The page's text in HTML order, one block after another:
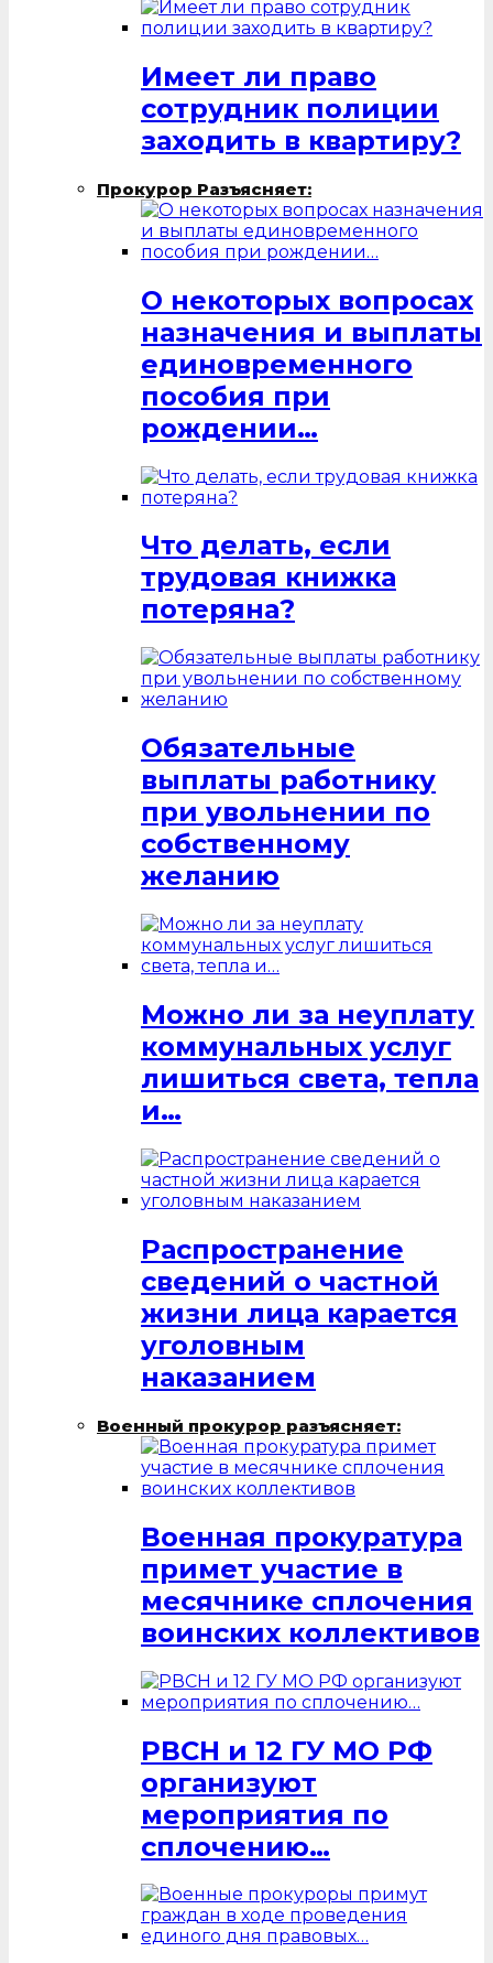
Имеет ли право
сотрудник полиции
заходить в квартиру?
Прокурор Разъясняет:
О некоторых вопросах
назначения и выплаты
единовременного
пособия при
рождении…
Что делать, если
трудовая книжка
потеряна?
Обязательные
выплаты работнику
при увольнении по
собственному
желанию
Можно ли за неуплату
коммунальных услуг
лишиться света, тепла
и…
Распространение
сведений о частной
жизни лица карается
уголовным
наказанием
Военный прокурор разъясняет:
Военная прокуратура
примет участие в
месячнике сплочения
воинских коллективов
РВСН и 12 ГУ МО РФ
организуют
мероприятия по
сплочению…